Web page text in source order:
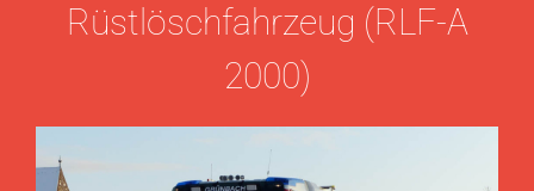
Rüstlöschfahrzeug (RLF-A
2000)